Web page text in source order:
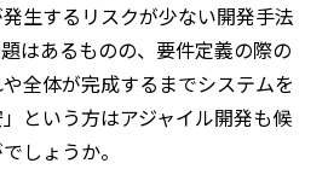
生するリスクが少ない開発手法
はあるものの、要件定義の際の
全体が完成するまでシステムを
という方はアジャイル開発も候
しょうか。